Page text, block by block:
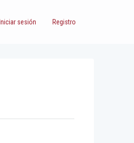
Iniciar sesión Registro